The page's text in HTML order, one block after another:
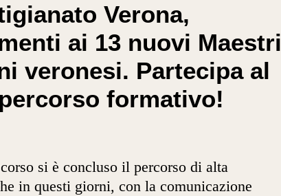
Verona,
ai 13 nuovi Maestri
veronesi. Partecipa al
formativo!
si è concluso il percorso di alta
in questi giorni, con la comunicazione